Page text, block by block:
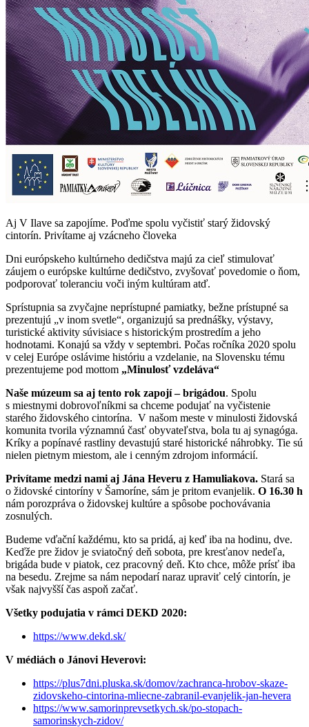
Aj V Ilave sa zapojíme. Poďme spolu vyčistiť starý židovský
cintorín. Privítame aj vzácneho človeka
Dni európskeho kultúrneho dedičstva majú za cieľ stimulovať
záujem o európske kultúrne dedičstvo, zvyšovať povedomie o ňom,
podporovať toleranciu voči iným kultúram atď.
Sprístupnia sa zvyčajne neprístupné pamiatky, bežne prístupné sa
prezentujú „v inom svetle“, organizujú sa prednášky, výstavy,
turistické aktivity súvisiace s historickým prostredím a jeho
hodnotami. Konajú sa vždy v septembri. Počas ročníka 2020 spolu
v celej Európe oslávime históriu a vzdelanie, na Slovensku tému
prezentujeme pod mottom „Minulosť vzdeláva“
Naše múzeum sa aj tento rok zapojí – brigádou. Spolu
s miestnymi dobrovoľníkmi sa chceme podujať na vyčistenie
starého židovského cintorína. V našom meste v minulosti židovská
komunita tvorila významnú časť obyvateľstva, bola tu aj synagóga.
Kríky a popínavé rastliny devastujú staré historické náhrobky. Tie sú
nielen pietnym miestom, ale i cenným zdrojom informácií.
Privítame medzi nami aj Jána Heveru z Hamuliakova. Stará sa
o židovské cintoríny v Šamoríne, sám je pritom evanjelik. O 16.30 h
nám porozpráva o židovskej kultúre a spôsobe pochovávania
zosnulých.
Budeme vďační každému, kto sa pridá, aj keď iba na hodinu, dve.
Keďže pre židov je sviatočný deň sobota, pre kresťanov nedeľa,
brigáda bude v piatok, cez pracovný deň. Kto chce, môže prísť iba
na besedu. Zrejme sa nám nepodarí naraz upraviť celý cintorín, je
však najvyšší čas aspoň začať.
Všetky podujatia v rámci DEKD 2020:
https://www.dekd.sk/
V médiách o Jánovi Heverovi:
https://plus7dni.pluska.sk/domov/zachranca-hrobov-skaze-
zidovskeho-cintorina-mliecne-zabranil-evanjelik-jan-hevera
https://www.samorinprevsetkych.sk/po-stopach-
samorinskych-zidov/